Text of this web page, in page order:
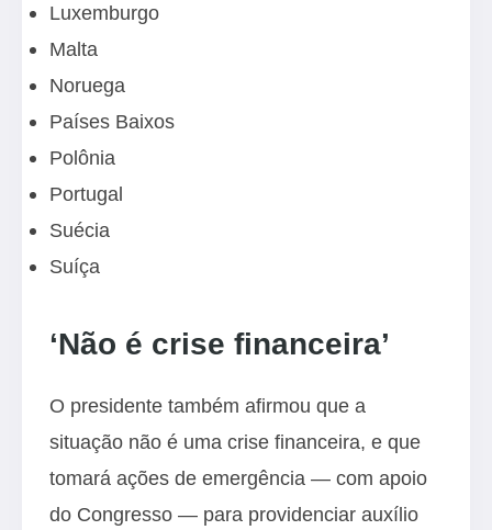
Luxemburgo
Malta
Noruega
Países Baixos
Polônia
Portugal
Suécia
Suíça
‘Não é crise financeira’
O presidente também afirmou que a
situação não é uma crise financeira, e que
tomará ações de emergência — com apoio
do Congresso — para providenciar auxílio